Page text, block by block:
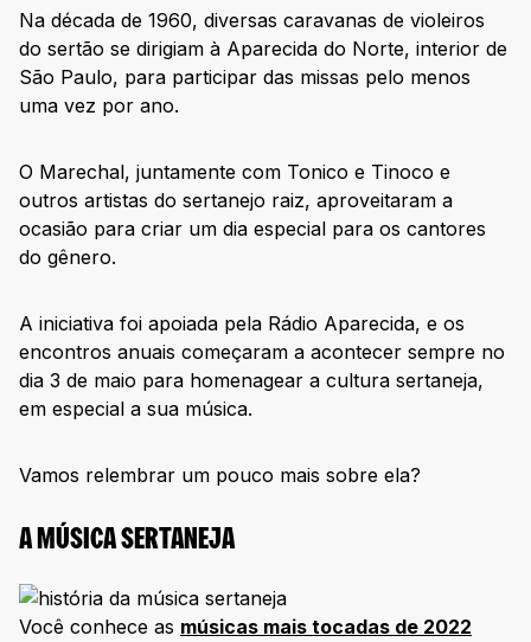
Na década de 1960, diversas caravanas de violeiros
do sertão se dirigiam à Aparecida do Norte, interior de
São Paulo, para participar das missas pelo menos
uma vez por ano.
O Marechal, juntamente com Tonico e Tinoco e
outros artistas do sertanejo raiz, aproveitaram a
ocasião para criar um dia especial para os cantores
do gênero.
A iniciativa foi apoiada pela Rádio Aparecida, e os
encontros anuais começaram a acontecer sempre no
dia 3 de maio para homenagear a cultura sertaneja,
em especial a sua música.
Vamos relembrar um pouco mais sobre ela?
A MÚSICA SERTANEJA
Você conhece as músicas mais tocadas de 2022